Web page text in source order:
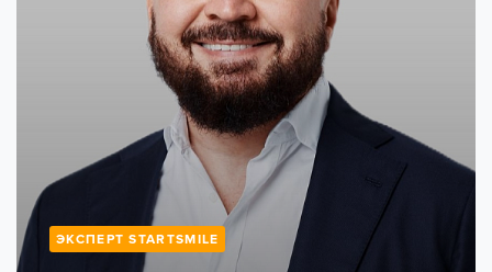
ЭКСПЕРТ STARTSMILE